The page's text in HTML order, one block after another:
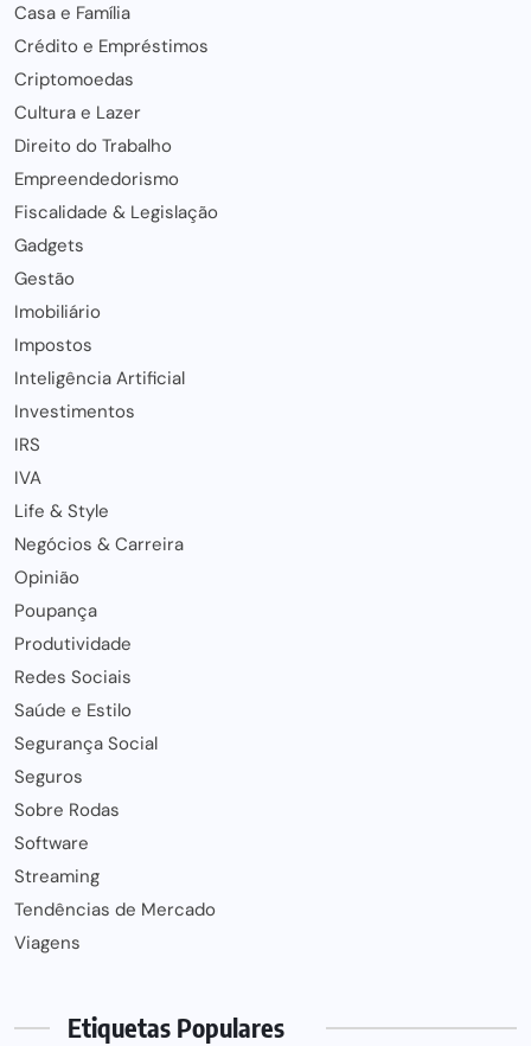
Casa e Família
Crédito e Empréstimos
Criptomoedas
Cultura e Lazer
Direito do Trabalho
Empreendedorismo
Fiscalidade & Legislação
Gadgets
Gestão
Imobiliário
Impostos
Inteligência Artificial
Investimentos
IRS
IVA
Life & Style
Negócios & Carreira
Opinião
Poupança
Produtividade
Redes Sociais
Saúde e Estilo
Segurança Social
Seguros
Sobre Rodas
Software
Streaming
Tendências de Mercado
Viagens
Etiquetas Populares